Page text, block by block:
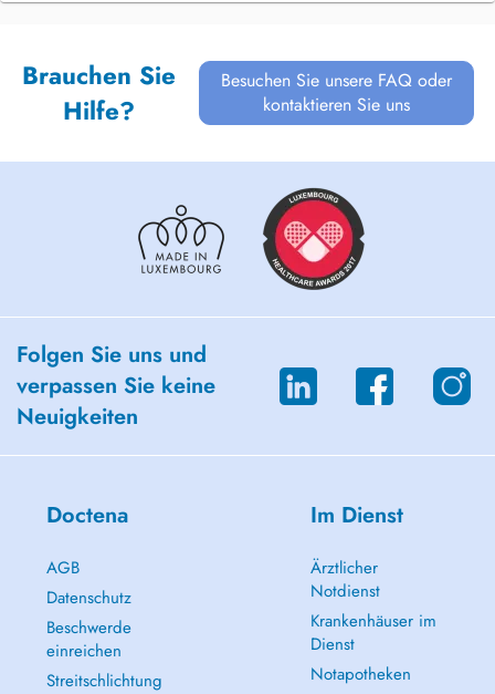
Brauchen Sie
Hilfe?
Besuchen Sie unsere FAQ oder
kontaktieren Sie uns
Folgen Sie uns und
verpassen Sie keine
Neuigkeiten
Doctena
AGB
Datenschutz
Beschwerde
einreichen
Streitschlichtung
Im Dienst
Ärztlicher
Notdienst
Krankenhäuser im
Dienst
Notapotheken